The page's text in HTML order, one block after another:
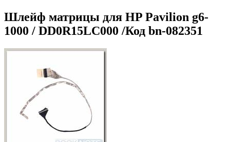
Шлейф матрицы для HP Pavilion g6-
1000 / DD0R15LC000 /Код bn-082351